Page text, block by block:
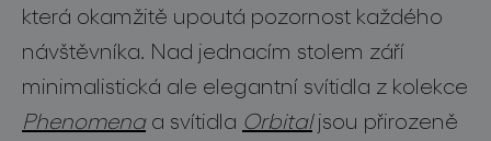
sledujte nás
která okamžitě upoutá pozornost každého
návštěvníka. Nad jednacím stolem září
minimalistická ale elegantní svítidla z kolekce
Phenomenaa svítidla Orbitaljsou přirozeně